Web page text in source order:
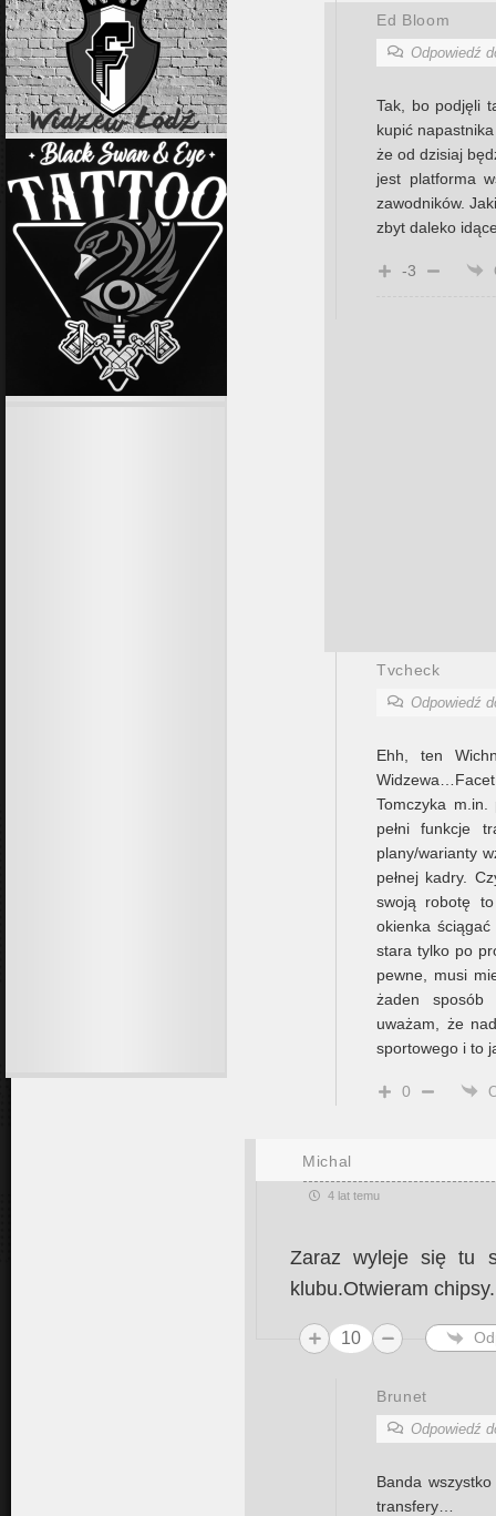
Ed Bloom
Odpowiedź
Tak, bo podjęli
kupić
że od dzisiaj
jest platforma
zawodników.
zbyt daleko
-3
Tvcheck
Odpowiedź
Ehh, ten
Widzewa…Facet
Tomczyka
pełni funkcje
plany/warianty
pełnej kadry.
swoją robotę
okienka
stara tylko po
pewne, musi
żaden sposób
uważam, że
sportowego i to
0
Michal
4 lat temu
Zaraz wyleje się tu
klubu.Otwieram chipsy.
10
Brunet
Odpowiedź
Banda
transfery…